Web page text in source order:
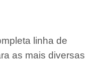
linha de
as mais diversas